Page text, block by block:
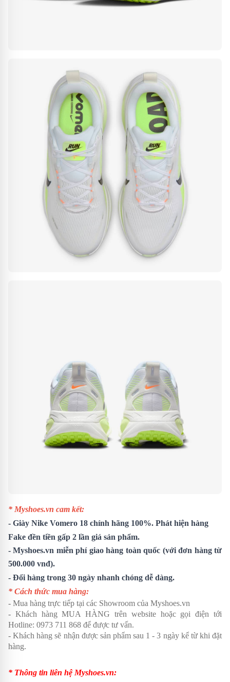
* Myshoes.vn cam kết:
- Giày Nike Vomero 18 chính hãng 100%. Phát hiện hàng
Fake đền tiền gấp 2 lần giá sản phẩm.
- Myshoes.vn miễn phí giao hàng toàn quốc (với đơn hàng từ
500.000 vnđ).
- Đổi hàng trong 30 ngày nhanh chóng dễ dàng.
* Cách thức mua hàng:
- Mua hàng trực tiếp tại các Showroom của Myshoes.vn
- Khách hàng MUA HÀNG trên website hoặc gọi điện tới
Hotline: 0973 711 868 để được tư vấn.
- Khách hàng sẽ nhận được sản phẩm sau 1 - 3 ngày kể từ khi đặt
hàng.
* Thông tin liên hệ Myshoes.vn: